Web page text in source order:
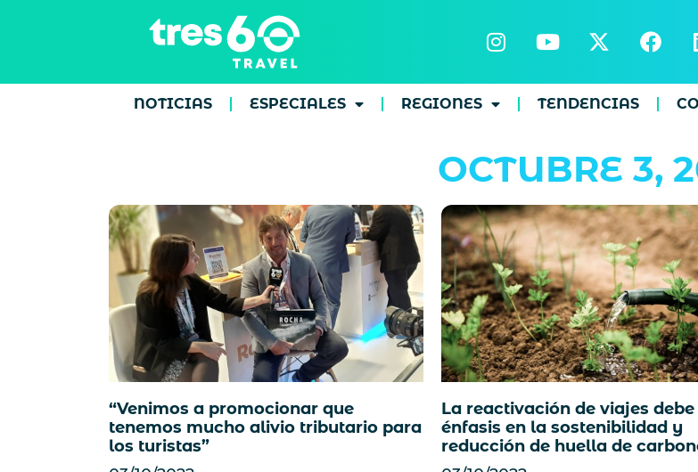
NOTICIAS ESPECIALES REGIONES TENDENCIAS
OCTUBRE 3,
“Venimos a promocionar que
tenemos mucho alivio tributario para
los turistas”
La reactivación de viajes
énfasis en la sostenibilidad y
reducción de huella de